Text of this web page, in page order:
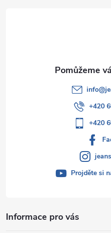
Informace pro vás
info@
+420
+420
Projděte si